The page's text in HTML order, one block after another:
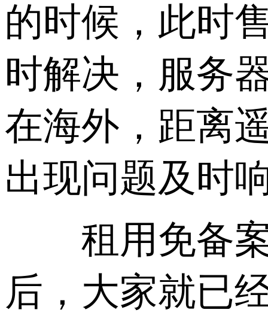
的时候，此时
时解决，服务
在海外，距离
出现问题及时
租用免备案
后，大家就已